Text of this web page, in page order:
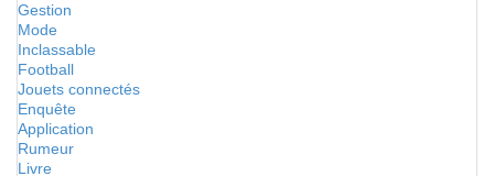
Gestion
Mode
Inclassable
Football
Jouets connectés
Enquête
Application
Rumeur
Livre